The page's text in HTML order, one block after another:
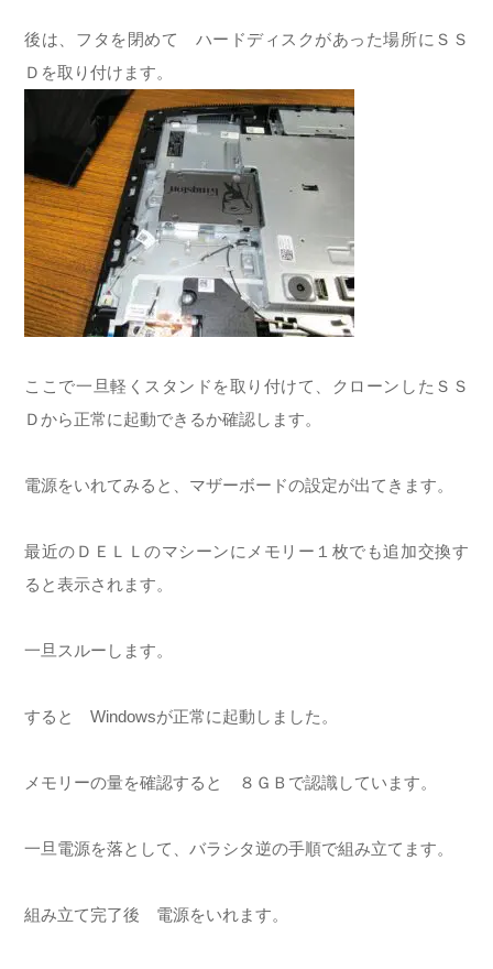
後は、フタを閉めて ハードディスクがあった場所にＳＳ
Ｄを取り付けます。
ここで一旦軽くスタンドを取り付けて、クローンしたＳＳ
Ｄから正常に起動できるか確認します。
電源をいれてみると、マザーボードの設定が出てきます。
最近のＤＥＬＬのマシーンにメモリー１枚でも追加交換す
ると表示されます。
一旦スルーします。
すると Windowsが正常に起動しました。
メモリーの量を確認すると ８ＧＢで認識しています。
一旦電源を落として、バラシタ逆の手順で組み立てます。
組み立て完了後 電源をいれます。